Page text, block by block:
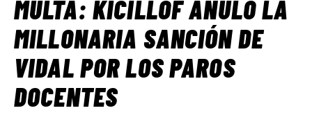
INFORMES ESPECIALES
FUERA DE MEGÁFONO
MULTA: KICILLOF ANULÓ LA
MILLONARIA SANCIÓN DE
VIDAL POR LOS PAROS
DOCENTES